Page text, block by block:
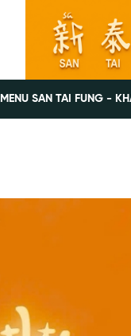
MENU SAN TAI FUNG -